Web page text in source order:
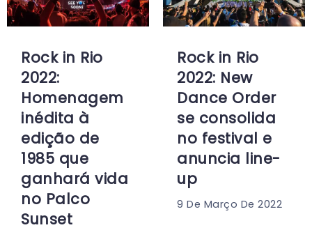
Rock in Rio
2022:
Homenagem
inédita à
edição de
1985 que
ganhará vida
no Palco
Sunset
Rock in Rio
2022: New
Dance Order
se consolida
no festival e
anuncia line-
up
9 De Março De 2022